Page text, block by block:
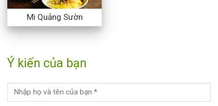
Mì Quảng Sườn
Ý kiến của bạn